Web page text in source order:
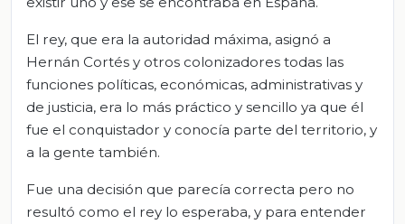
El rey, que era la autoridad máxima, asignó a
Hernán Cortés y otros colonizadores todas las
funciones políticas, económicas, administrativas y
de justicia, era lo más práctico y sencillo ya que él
fue el conquistador y conocía parte del territorio, y
a la gente también.
Fue una decisión que parecía correcta pero no
resultó como el rey lo esperaba, y para entender